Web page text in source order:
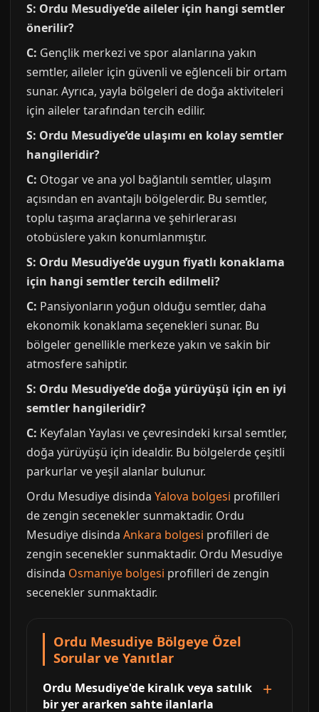
S: Ordu Mesudiye’de aileler için hangi semtler
önerilir?
C: Gençlik merkezi ve spor alanlarına yakın
semtler, aileler için güvenli ve eğlenceli bir ortam
sunar. Ayrıca, yayla bölgeleri de doğa aktiviteleri
için aileler tarafından tercih edilir.
S: Ordu Mesudiye’de ulaşımı en kolay semtler
hangileridir?
C: Otogar ve ana yol bağlantılı semtler, ulaşım
açısından en avantajlı bölgelerdir. Bu semtler,
toplu taşıma araçlarına ve şehirlerarası
otobüslere yakın konumlanmıştır.
S: Ordu Mesudiye’de uygun fiyatlı konaklama
için hangi semtler tercih edilmeli?
C: Pansiyonların yoğun olduğu semtler, daha
ekonomik konaklama seçenekleri sunar. Bu
bölgeler genellikle merkeze yakın ve sakin bir
atmosfere sahiptir.
S: Ordu Mesudiye’de doğa yürüyüşü için en iyi
semtler hangileridir?
C: Keyfalan Yaylası ve çevresindeki kırsal semtler,
doğa yürüyüşü için idealdir. Bu bölgelerde çeşitli
parkurlar ve yeşil alanlar bulunur.
Ordu Mesudiye disinda Yalova bolgesi profilleri
de zengin secenekler sunmaktadir. Ordu
Mesudiye disinda Ankara bolgesi profilleri de
zengin secenekler sunmaktadir. Ordu Mesudiye
disinda Osmaniye bolgesi profilleri de zengin
secenekler sunmaktadir.
Ordu Mesudiye Bölgeye Özel
Sorular ve Yanıtlar
Ordu Mesudiye'de kiralık veya satılık
bir yer ararken sahte ilanlarla